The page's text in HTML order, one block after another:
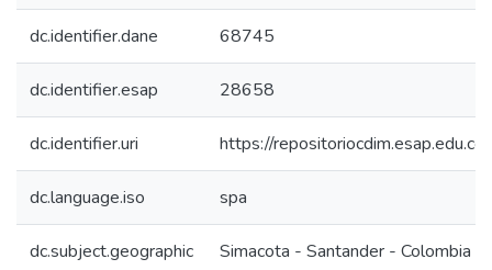
dc.identifier.dane 68745
dc.identifier.esap 28658
dc.identifier.uri https://
dc.language.iso spa
dc.subject.geographic Simacota - Santander - Colombia